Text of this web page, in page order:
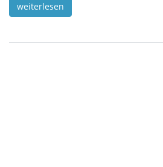
Blick auf die Vor- und Nachteile des
weiterlesen